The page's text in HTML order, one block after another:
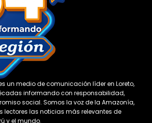
un medio de comunicación líder en Loreto,
informando con responsabilidad,
social. Somos la voz de la Amazonía,
lectores las noticias más relevantes de
y el mundo.